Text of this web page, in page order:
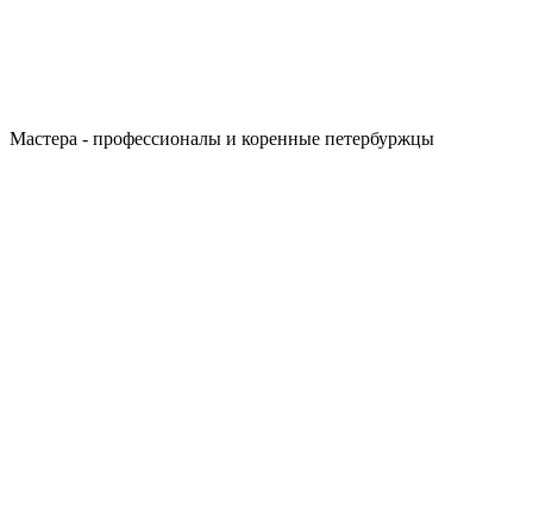
Мастера - профессионалы и коренные петербуржцы